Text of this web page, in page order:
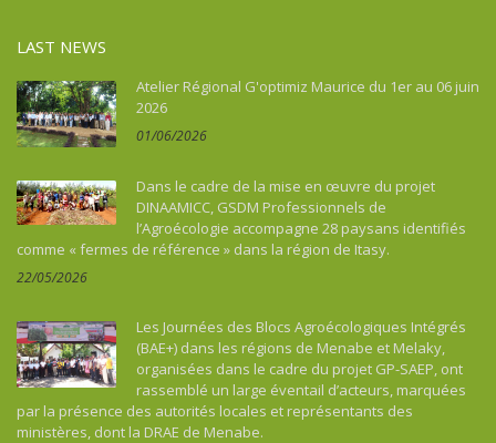
LAST NEWS
Atelier Régional G'optimiz Maurice du 1er au 06 juin
2026
01/06/2026
Dans le cadre de la mise en œuvre du projet
DINAAMICC, GSDM Professionnels de
l’Agroécologie accompagne 28 paysans identifiés
comme « fermes de référence » dans la région de Itasy.
22/05/2026
Les Journées des Blocs Agroécologiques Intégrés
(BAE+) dans les régions de Menabe et Melaky,
organisées dans le cadre du projet GP-SAEP, ont
rassemblé un large éventail d’acteurs, marquées
par la présence des autorités locales et représentants des
ministères, dont la DRAE de Menabe.